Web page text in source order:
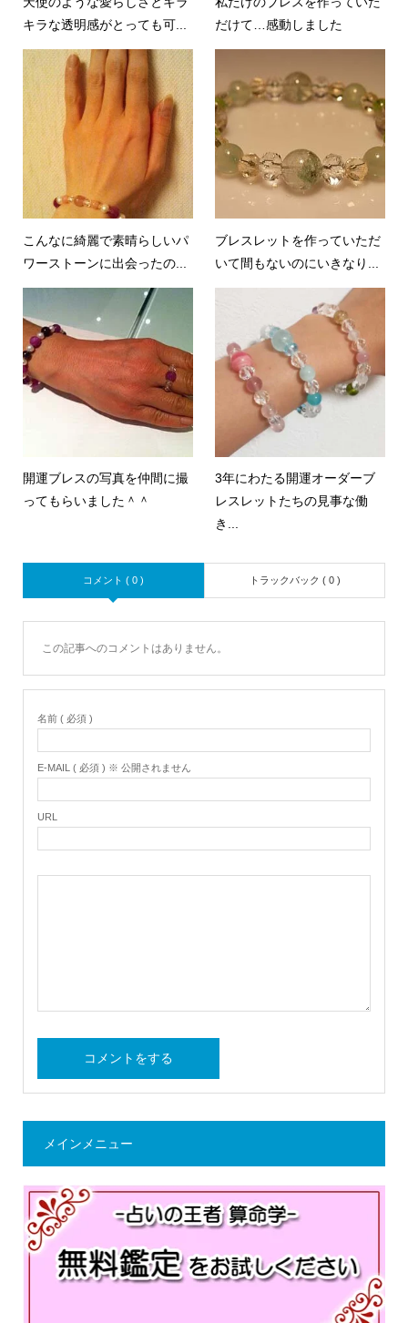
キラな透明感がとっても可...
だけて…感動しました
こんなに綺麗で素晴らしいパ
ワーストーンに出会ったの...
ブレスレットを作っていただ
いて間もないのにいきなり...
開運ブレスの写真を仲間に撮
ってもらいました＾＾
3年にわたる開運オーダーブ
レスレットたちの見事な働
き...
コメント ( 0 ) トラックバック ( 0 )
この記事へのコメントはありません。
名前 ( 必須 )
E-MAIL ( 必須 ) ※ 公開されません
URL
メインメニュー